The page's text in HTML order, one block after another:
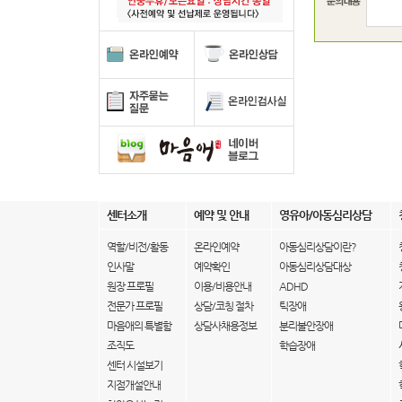
센터소개 예약 및 안내 영유아/아동심리상담
역할/비전/활동
인사말
원장 프로필
전문가 프로필
마음애의 특별함
조직도
센터 시설보기
지점개설안내
온라인예약
예약확인
이용/비용안내
상담/코칭 절차
상담사채용정보
아동심리상담이란?
아동심리상담대상
ADHD
틱장애
분리불안장애
학습장애